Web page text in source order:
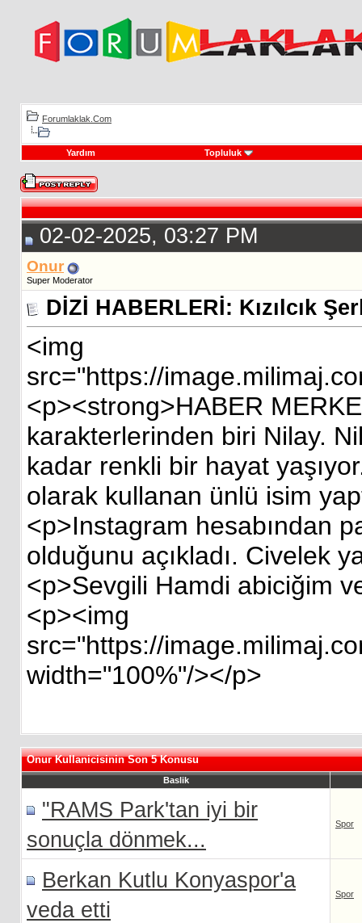
Forumlaklak.Com
Yardım Topluluk
02-02-2025, 03:27 PM
Onur
Super Moderator
DİZİ HABERLERİ: Kızılcık
<img
src="https://
<p><strong>HABER
karakterlerinden biri Nilay.
kadar renkli bir hayat
olarak kullanan ünlü isim
<p>Instagram hesabından
olduğunu açıkladı. Civelek
<p>Sevgili Hamdi abiciğim
<p><img
src="https://
width="100%"/></p>
Onur Kullanicisinin Son 5 Konusu
Baslik
"RAMS Park'tan iyi bir
sonuçla dönmek...
Spor
Berkan Kutlu Konyaspor'a
veda etti
Spor